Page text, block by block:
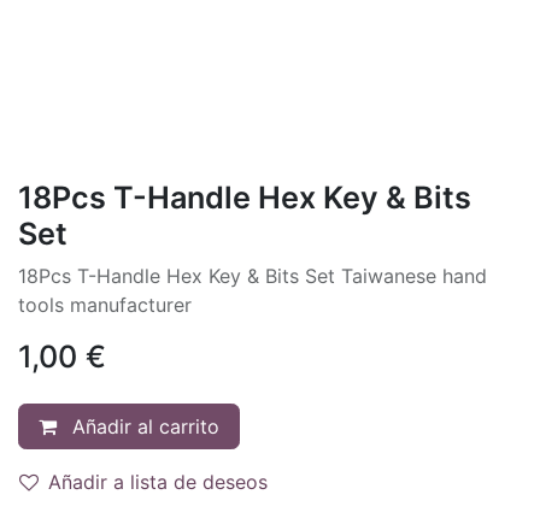
18Pcs T-Handle Hex Key & Bits
Set
18Pcs T-Handle Hex Key & Bits Set Taiwanese hand
tools manufacturer
1,00 €
Añadir al carrito
Añadir a lista de deseos